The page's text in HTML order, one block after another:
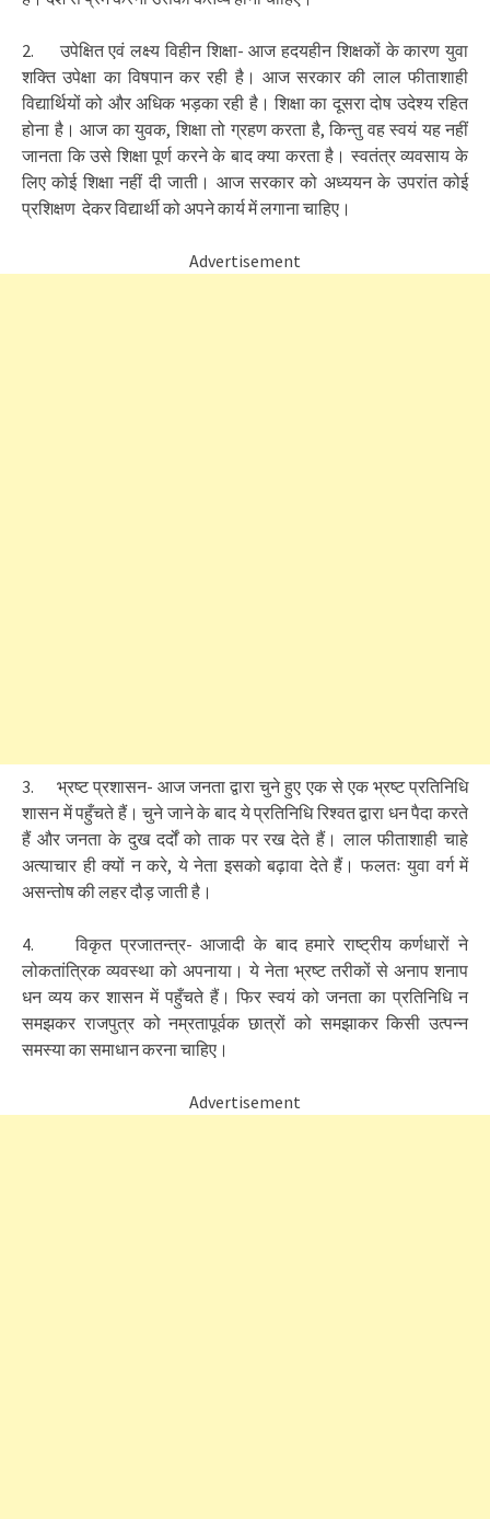
2. उपेक्षित एवं लक्ष्य विहीन शिक्षा- आज हदयहीन शिक्षकों के कारण युवा
शक्ति उपेक्षा का विषपान कर रही है। आज सरकार की लाल फीताशाही
विद्यार्थियों को और अधिक भड़का रही है। शिक्षा का दूसरा दोष उदेश्य रहित
होना है। आज का युवक, शिक्षा तो ग्रहण करता है, किन्तु वह स्वयं यह नहीं
जानता कि उसे शिक्षा पूर्ण करने के बाद क्या करता है। स्वतंत्र व्यवसाय के
लिए कोई शिक्षा नहीं दी जाती। आज सरकार को अध्ययन के उपरांत कोई
प्रशिक्षण देकर विद्यार्थी को अपने कार्य में लगाना चाहिए।
Advertisement
3. भ्रष्ट प्रशासन- आज जनता द्वारा चुने हुए एक से एक भ्रष्ट प्रतिनिधि
शासन में पहुँचते हैं। चुने जाने के बाद ये प्रतिनिधि रिश्वत द्वारा धन पैदा करते
हैं और जनता के दुख दर्दों को ताक पर रख देते हैं। लाल फीताशाही चाहे
अत्याचार ही क्यों न करे, ये नेता इसको बढ़ावा देते हैं। फलतः युवा वर्ग में
असन्तोष की लहर दौड़ जाती है।
4. विकृत प्रजातन्त्र- आजादी के बाद हमारे राष्ट्रीय कर्णधारों ने
लोकतांत्रिक व्यवस्था को अपनाया। ये नेता भ्रष्ट तरीकों से अनाप शनाप
धन व्यय कर शासन में पहुँचते हैं। फिर स्वयं को जनता का प्रतिनिधि न
समझकर राजपुत्र को नम्रतापूर्वक छात्रों को समझाकर किसी उत्पन्न
समस्या का समाधान करना चाहिए।
Advertisement